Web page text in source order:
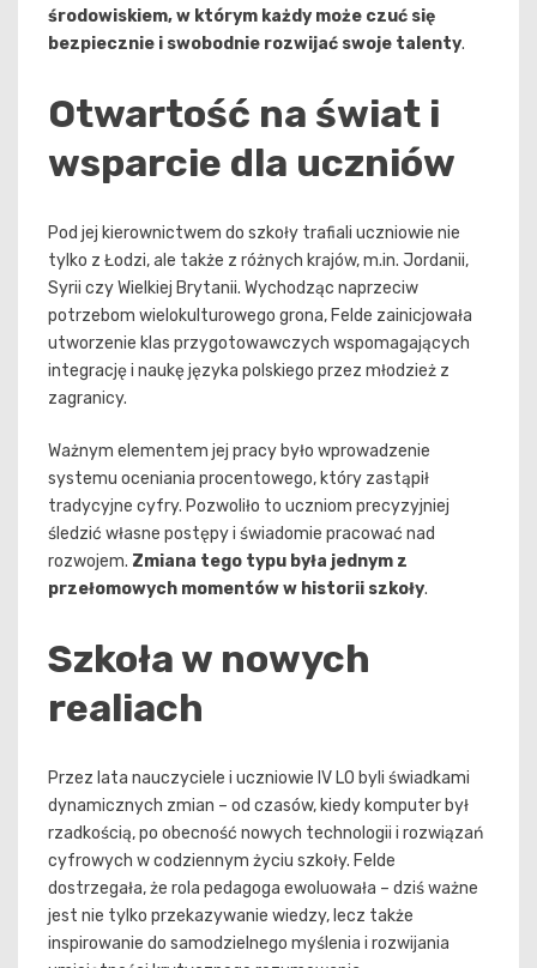
środowiskiem, w którym każdy może czuć się
bezpiecznie i swobodnie rozwijać swoje talenty.
Otwartość na świat i
wsparcie dla uczniów
Pod jej kierownictwem do szkoły trafiali uczniowie nie
tylko z Łodzi, ale także z różnych krajów, m.in. Jordanii,
Syrii czy Wielkiej Brytanii. Wychodząc naprzeciw
potrzebom wielokulturowego grona, Felde zainicjowała
utworzenie klas przygotowawczych wspomagających
integrację i naukę języka polskiego przez młodzież z
zagranicy.
Ważnym elementem jej pracy było wprowadzenie
systemu oceniania procentowego, który zastąpił
tradycyjne cyfry. Pozwoliło to uczniom precyzyjniej
śledzić własne postępy i świadomie pracować nad
rozwojem. Zmiana tego typu była jednym z
przełomowych momentów w historii szkoły.
Szkoła w nowych
realiach
Przez lata nauczyciele i uczniowie IV LO byli świadkami
dynamicznych zmian – od czasów, kiedy komputer był
rzadkością, po obecność nowych technologii i rozwiązań
cyfrowych w codziennym życiu szkoły. Felde
dostrzegała, że rola pedagoga ewoluowała – dziś ważne
jest nie tylko przekazywanie wiedzy, lecz także
inspirowanie do samodzielnego myślenia i rozwijania